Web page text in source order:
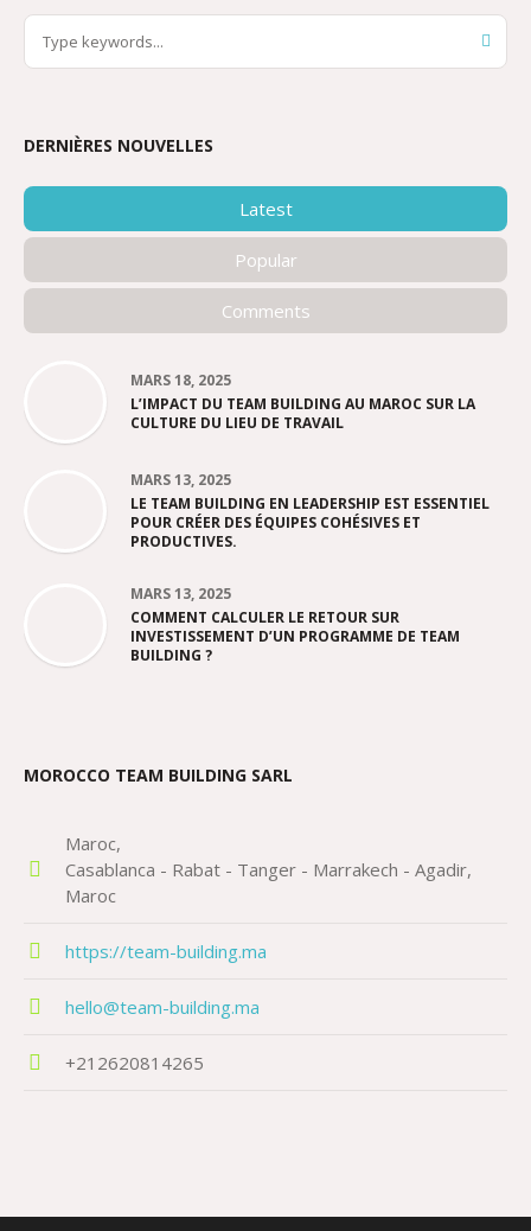
DERNIÈRES NOUVELLES
Latest
Popular
Comments
MARS 18, 2025
L’IMPACT DU TEAM BUILDING AU MAROC SUR LA
CULTURE DU LIEU DE TRAVAIL
MARS 13, 2025
LE TEAM BUILDING EN LEADERSHIP EST ESSENTIEL
POUR CRÉER DES ÉQUIPES COHÉSIVES ET
PRODUCTIVES.
MARS 13, 2025
COMMENT CALCULER LE RETOUR SUR
INVESTISSEMENT D’UN PROGRAMME DE TEAM
BUILDING ?
MOROCCO TEAM BUILDING SARL
Maroc
Casablanca - Rabat - Tanger - Marrakech - Agadir
Maroc
https://team-building.ma
hello@team-building.ma
+212620814265